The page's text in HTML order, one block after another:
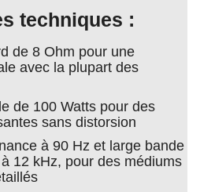
techniques :
de 8 Ohm pour une
avec la plupart des
de 100 Watts pour des
sans distorsion
à 90 Hz et large bande
12 kHz, pour des médiums